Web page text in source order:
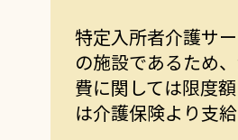
特定入所者介護サ
の施設であるため
費に関しては限度
は介護保険より支給